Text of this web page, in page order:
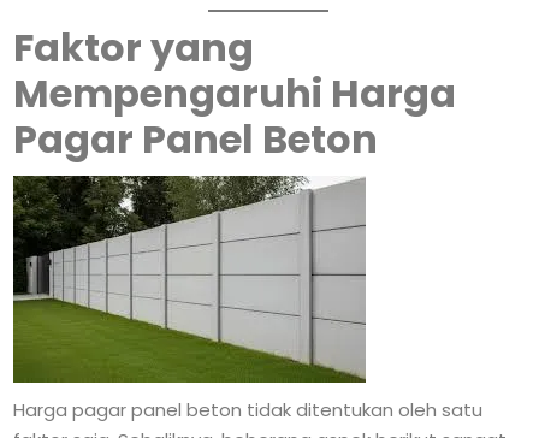
Faktor yang
Mempengaruhi Harga
Pagar Panel Beton
Harga pagar panel beton tidak ditentukan oleh satu